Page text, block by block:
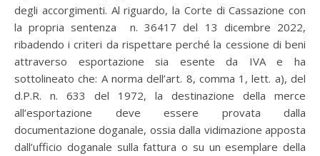
degli accorgimenti. Al riguardo, la Corte di Cassazione con
la propria sentenza n. 36417 del 13 dicembre 2022,
ribadendo i criteri da rispettare perché la cessione di beni
attraverso esportazione sia esente da IVA e ha
sottolineato che: A norma dell’art. 8, comma 1, lett. a), del
d.P.R. n. 633 del 1972, la destinazione della merce
all’esportazione deve essere provata dalla
documentazione doganale, ossia dalla vidimazione apposta
dall’ufficio doganale sulla fattura o su un esemplare della